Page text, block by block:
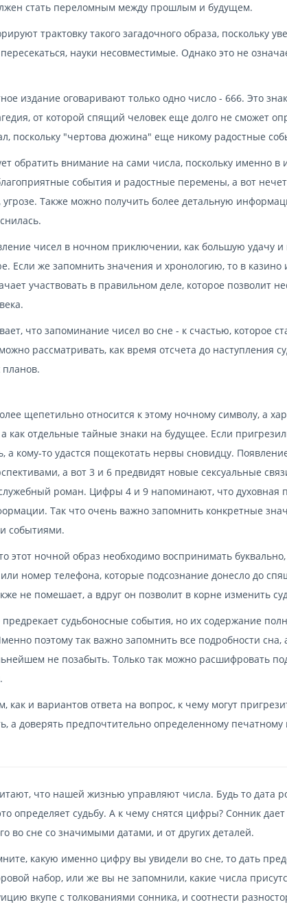
стать переломным между прошлым и будущем.
трактовку такого загадочного образа, поскольку
науки несовместимые. Однако это не
издание оговаривают только одно число - 666. Это
от которой спящий человек еще долго не сможет
поскольку "чертова дюжина" еще никому радостные
обратить внимание на сами числа, поскольку именно в
события и радостные перемены, а вот
угрозе. Также можно получить более детальную
чисел в ночном приключении, как большую удачу и
Если же запомнить значения и хронологию, то в
участвовать в правильном деле, которое позволит
что запоминание чисел во сне - к счастью, которое
рассматривать, как время отсчета до наступления
щепетильно относится к этому ночному символу, а
как отдельные тайные знаки на будущее. Если
а кому-то удастся пощекотать нервы сновидцу.
а вот 3 и 6 предвидят новые сексуальные
роман. Цифры 4 и 9 напоминают, что духовная
Так что очень важно запомнить конкретные
событиями.
этот ночной образ необходимо воспринимать
номер телефона, которые подсознание донесло до
не помешает, а вдруг он позволит в корне изменить
судьбоносные события, но их содержание
поэтому так важно запомнить все подробности сна,
не позабыть. Только так можно расшифровать
как и вариантов ответа на вопрос, к чему могут
а доверять предпочтительно определенному
что нашей жизнью управляют числа. Будь то дата
определяет судьбу. А к чему снятся цифры? Сонник дает
во сне со значимыми датами, и от других деталей.
какую именно цифру вы увидели во сне, то дать
набор, или же вы не запомнили, какие числа
вкупе с толкованиями сонника, и соотнести